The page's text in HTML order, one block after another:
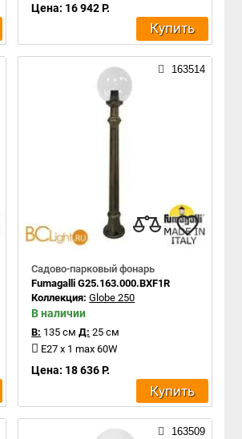
Цена: 16 942 Р.
Купить
163514
Садово-парковый фонарь
Fumagalli G25.163.000.BXF1R
Коллекция:Globe 250
В наличии
В: 135 см Д: 25 см
E27 x 1 max 60W
Цена: 18 636 Р.
Купить
163509